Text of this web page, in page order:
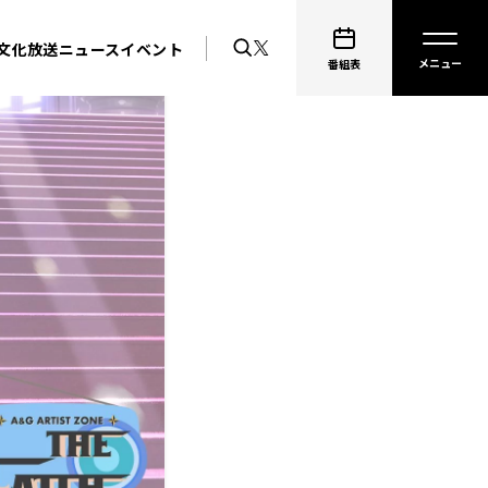
化放送ニュースイベント
番組表